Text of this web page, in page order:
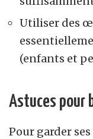
Utiliser des
(enfants et
Astuces pour
Pour garder